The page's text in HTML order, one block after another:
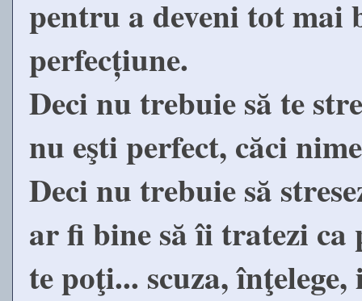
pentru a deveni tot mai
perfecțiune.
Deci nu trebuie să te
nu eşti perfect, căci
Deci nu trebuie să
ar fi bine să îi tratezi ca
te poţi... scuza,